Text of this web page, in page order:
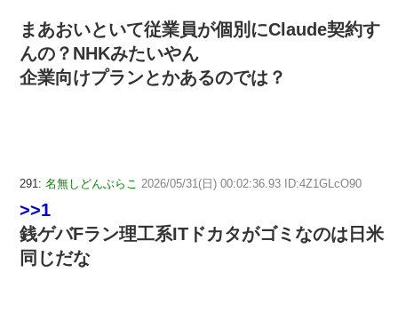
まあおいといて従業員が個別にClaude契約す
んの？NHKみたいやん
企業向けプランとかあるのでは？
291: 名無しどんぶらこ 2026/05/31(日) 00:02:36.93 ID:4Z1GLcO90
>>1
銭ゲバFラン理工系ITドカタがゴミなのは日米
同じだな